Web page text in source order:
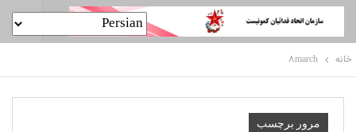
خانه 8march
مرور برچسب